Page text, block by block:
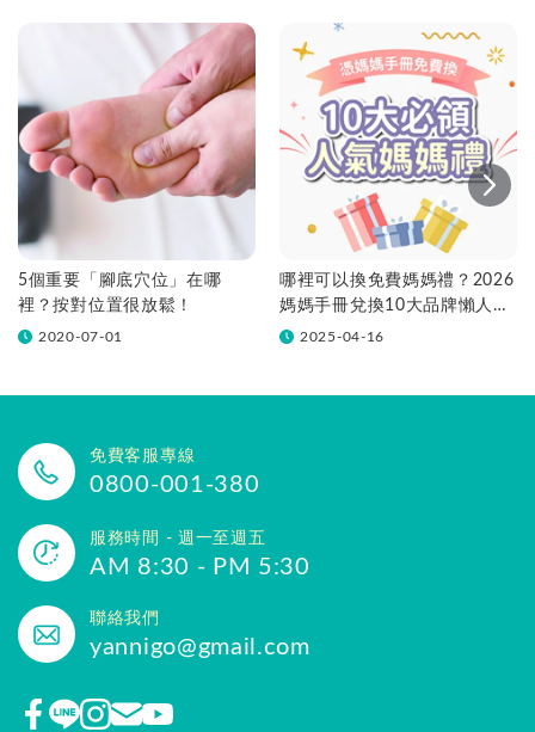
5個重要「腳底穴位」在哪
裡？按對位置很放鬆！
2020-07-01
哪裡可以換免費媽媽禮？2026
媽媽手冊兌換10大品牌懶人包
一次看！
2025-04-16
免費客服專線
0800-001-380
服務時間 - 週一至週五
AM 8:30 - PM 5:30
聯絡我們
yannigo@gmail.com